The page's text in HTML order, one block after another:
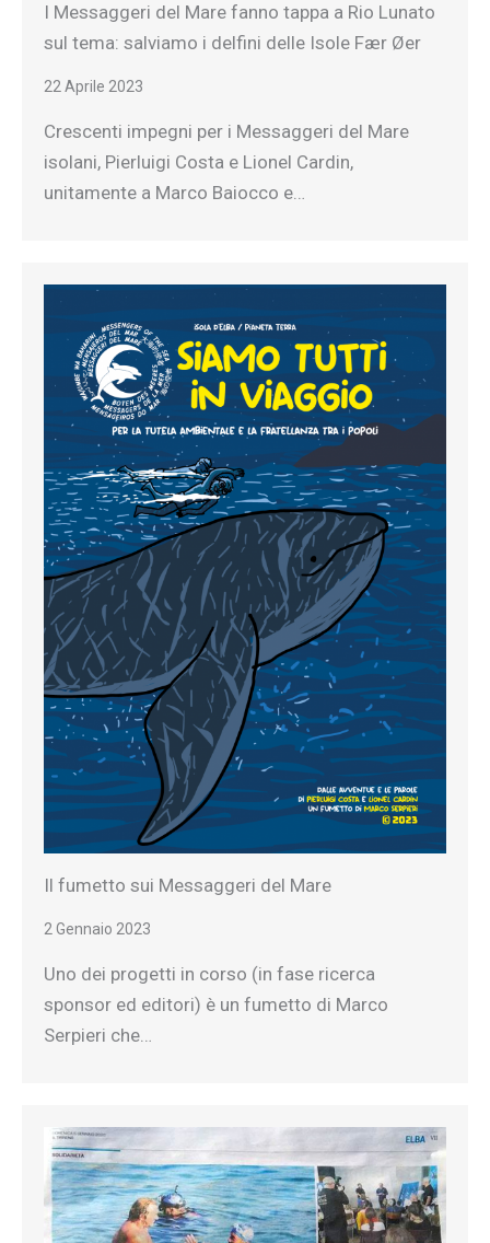
I Messaggeri del Mare fanno tappa a Rio Lunato
sul tema: salviamo i delfini delle Isole Fær Øer
22 Aprile 2023
Crescenti impegni per i Messaggeri del Mare
isolani, Pierluigi Costa e Lionel Cardin,
unitamente a Marco Baiocco e…
Il fumetto sui Messaggeri del Mare
2 Gennaio 2023
Uno dei progetti in corso (in fase ricerca
sponsor ed editori) è un fumetto di Marco
Serpieri che…